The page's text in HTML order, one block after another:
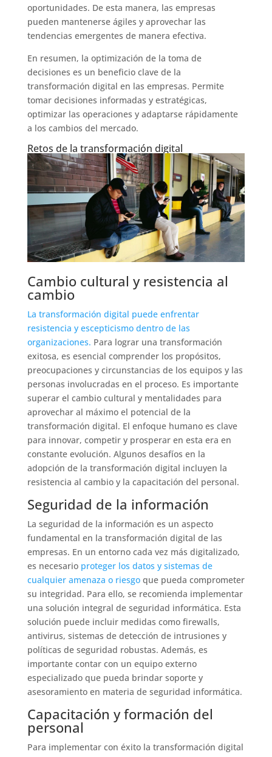
oportunidades. De esta manera, las empresas
pueden mantenerse ágiles y aprovechar las
tendencias emergentes de manera efectiva.
En resumen, la optimización de la toma de
decisiones es un beneficio clave de la
transformación digital en las empresas. Permite
tomar decisiones informadas y estratégicas,
optimizar las operaciones y adaptarse rápidamente
a los cambios del mercado.
Retos de la transformación digital
Cambio cultural y resistencia al
cambio
La transformación digital puede enfrentar
resistencia y escepticismo dentro de las
organizaciones. Para lograr una transformación
exitosa, es esencial comprender los propósitos,
preocupaciones y circunstancias de los equipos y las
personas involucradas en el proceso. Es importante
superar el cambio cultural y mentalidades para
aprovechar al máximo el potencial de la
transformación digital. El enfoque humano es clave
para innovar, competir y prosperar en esta era en
constante evolución. Algunos desafíos en la
adopción de la transformación digital incluyen la
resistencia al cambio y la capacitación del personal.
Seguridad de la información
La seguridad de la información es un aspecto
fundamental en la transformación digital de las
empresas. En un entorno cada vez más digitalizado,
es necesario proteger los datos y sistemas de
cualquier amenaza o riesgoque pueda comprometer
su integridad. Para ello, se recomienda implementar
una solución integral de seguridad informática. Esta
solución puede incluir medidas como firewalls,
antivirus, sistemas de detección de intrusiones y
políticas de seguridad robustas. Además, es
importante contar con un equipo externo
especializado que pueda brindar soporte y
asesoramiento en materia de seguridad informática.
Capacitación y formación del
personal
Para implementar con éxito la transformación digital